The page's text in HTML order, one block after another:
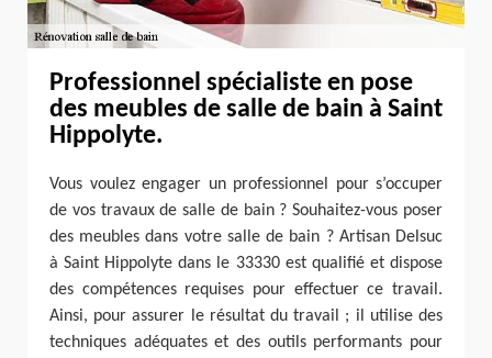
Professionnel spécialiste en pose
des meubles de salle de bain à Saint
Hippolyte.
Vous voulez engager un professionnel pour s’occuper
de vos travaux de salle de bain ? Souhaitez-vous poser
des meubles dans votre salle de bain ? Artisan Delsuc
à Saint Hippolyte dans le 33330 est qualifié et dispose
des compétences requises pour effectuer ce travail.
Ainsi, pour assurer le résultat du travail ; il utilise des
techniques adéquates et des outils performants pour